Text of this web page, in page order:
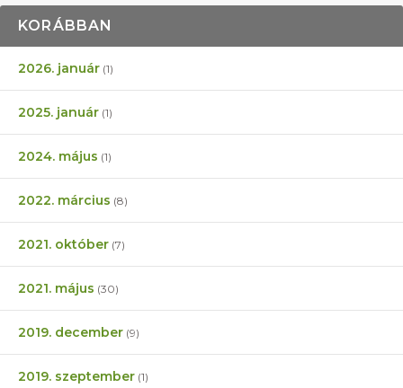
KORÁBBAN
2026. január (1)
2025. január (1)
2024. május (1)
2022. március (8)
2021. október (7)
2021. május (30)
2019. december (9)
2019. szeptember (1)